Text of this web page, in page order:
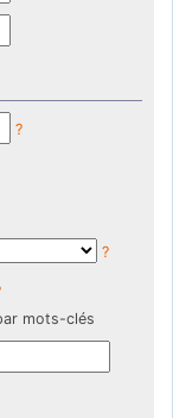
?
?
mots-clés